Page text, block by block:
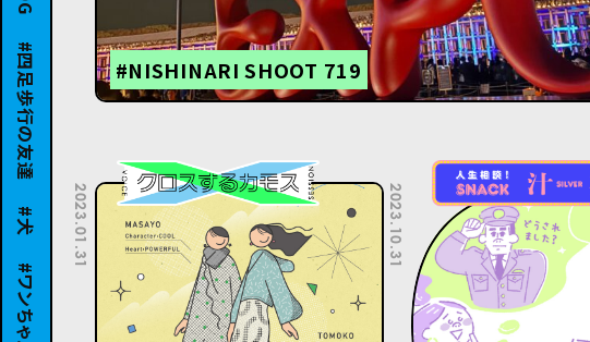
四足歩行の友達
犬
ワンちゃん
#NISHINARI SHOOT 719
2023.01.31 2023.10.31